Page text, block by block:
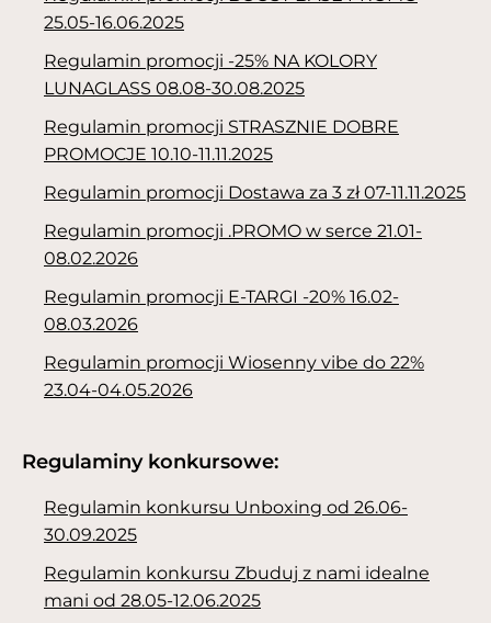
25.05-16.06.2025
Regulamin promocji -25% NA KOLORY
LUNAGLASS 08.08-30.08.2025
Regulamin promocji STRASZNIE DOBRE
PROMOCJE 10.10-11.11.2025
Regulamin promocji Dostawa za 3 zł 07-11.11.2025
Regulamin promocji .PROMO w serce 21.01-
08.02.2026
Regulamin promocji E-TARGI -20% 16.02-
08.03.2026
Regulamin promocji Wiosenny vibe do 22%
23.04-04.05.2026
Regulaminy konkursowe:
Regulamin konkursu Unboxing od 26.06-
30.09.2025
Regulamin konkursu Zbuduj z nami idealne
mani od 28.05-12.06.2025